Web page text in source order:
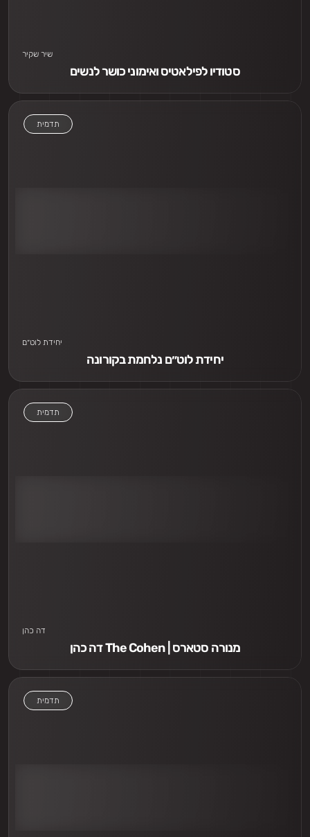
שיר שקיר
סטודיו לפילאטיס ואימוני כושר לנשים
תדמית
יחידת לוט״ם
יחידת לוט״ם נלחמת בקורונה
תדמית
דה כהן
דה כהן The Cohen | מנורה סטארס
תדמית